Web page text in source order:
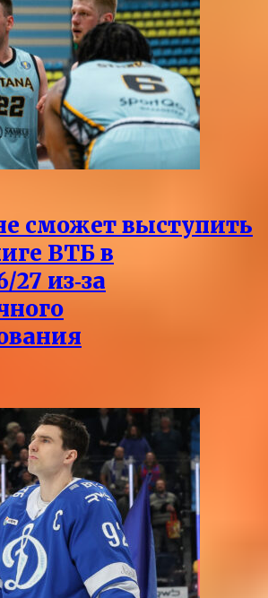
сможет выступить
ВТБ в
27 из‑за